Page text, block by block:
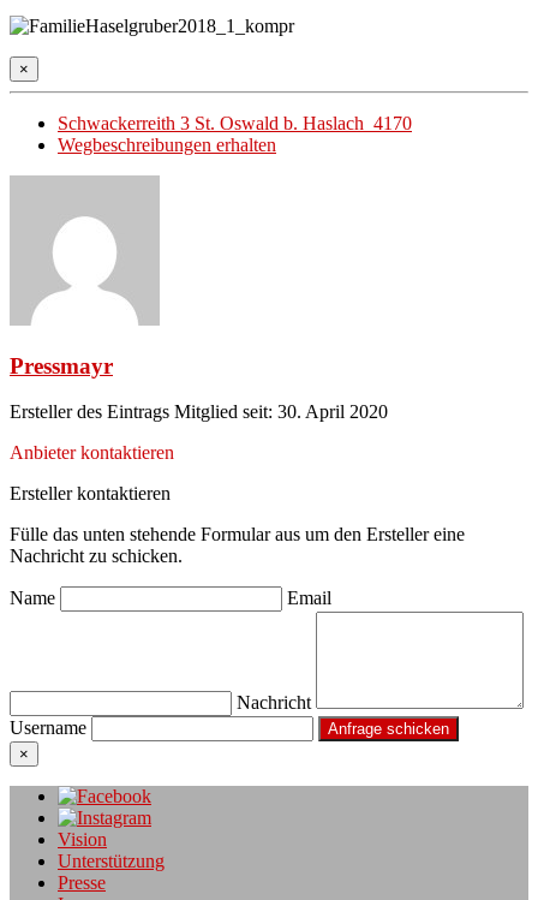
×
Schwackerreith 3 St. Oswald b. Haslach 4170
Wegbeschreibungen erhalten
Pressmayr
Ersteller des Eintrags Mitglied seit: 30. April 2020
Anbieter kontaktieren
Ersteller kontaktieren
Fülle das unten stehende Formular aus um den Ersteller eine
Nachricht zu schicken.
Name Email
Nachricht
Username
×
Vision
Unterstützung
Presse